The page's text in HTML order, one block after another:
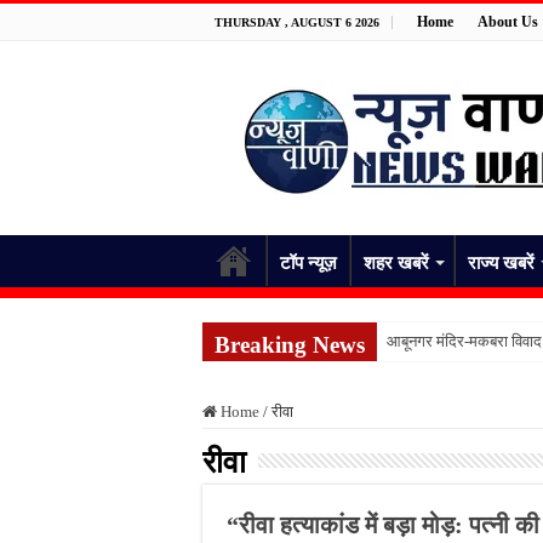
THURSDAY , AUGUST 6 2026 Home About Us
टॉप न्यूज़ शहर खबरें राज्य खबरें
Breaking News आबूनगर मंदिर-मकबरा
संसद में बोलने के अधिकार
लगातार बारिश से लखनऊ
Home / रीवा
रीवा
“रीवा हत्याकांड में बड़ा मोड़: पत्नी